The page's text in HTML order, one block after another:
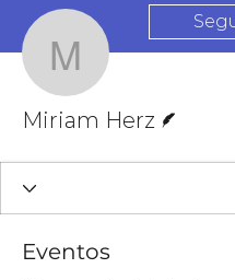
Miriam
Miriam Herz
Eventos